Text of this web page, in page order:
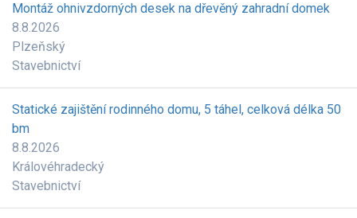
Montáž ohnivzdorných desek na dřevěný zahradní domek
8.8.2026
Plzeňský
Stavebnictví
Statické zajištění rodinného domu, 5 táhel, celková délka 50
bm
8.8.2026
Královéhradecký
Stavebnictví